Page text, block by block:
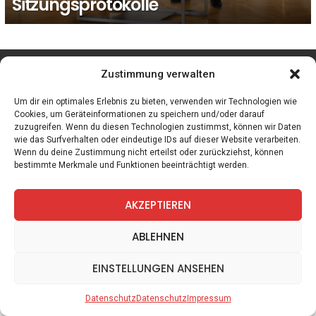
Zustimmung verwalten
Um dir ein optimales Erlebnis zu bieten, verwenden wir Technologien wie
Cookies, um Geräteinformationen zu speichern und/oder darauf
zuzugreifen. Wenn du diesen Technologien zustimmst, können wir Daten
wie das Surfverhalten oder eindeutige IDs auf dieser Website verarbeiten.
Wenn du deine Zustimmung nicht erteilst oder zurückziehst, können
bestimmte Merkmale und Funktionen beeinträchtigt werden.
AKZEPTIEREN
ABLEHNEN
EINSTELLUNGEN ANSEHEN
DatenschutzDatenschutzImpressum
facebook instagram
Spiele Zitate Kontakt Datenschutz Impressum